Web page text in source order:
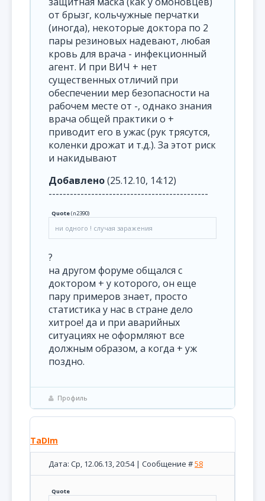
от брызг, кольчужные перчатки
(иногда), некоторые доктора по 2
пары резиновых надевают, любая
кровь для врача - инфекционный
агент. И при ВИЧ + нет
существенных отличий при
обеспечении мер безопасности на
рабочем месте от -, однако знания
врача общей практики о +
приводит его в ужас (рук трясутся,
коленки дрожат и т.д.). За этот риск
и накидывают
Добавлено(25.12.10, 14:12)
---------------------------------------------
Quote(n2390)
ни одного ! случая заражения
?
на другом форуме общался с
доктором + у которого, он еще
пару примеров знает, просто
статистика у нас в стране дело
хитрое! да и при аварийных
ситуациях не оформляют все
должным образом, а когда + уж
поздно.
Профиль
TaDIm
Дата: Ср, 12.06.13, 20:54 | Сообщение #58
Quote